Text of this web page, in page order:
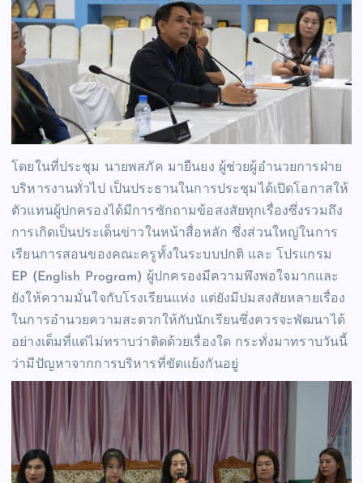
โดยในที่ประชุม นายพสภัค มายืนยง ผู้ช่วยผู้อำนวยการฝ่าย
บริหารงานทั่วไป เป็นประธานในการประชุมได้เปิดโอกาสให้
ตัวแทนผู้ปกครองได้มีการซักถามข้อสงสัยทุกเรื่องซึ่งรวมถึง
การเกิดเป็นประเด็นข่าวในหน้าสื่อหลัก ซึ่งส่วนใหญ่ในการ
เรียนการสอนของคณะครูทั้งในระบบปกติ และ โปรแกรม
EP (English Program) ผู้ปกครองมีความพึงพอใจมากและ
ยังให้ความมั่นใจกับโรงเรียนแห่ง แต่ยังมีปมสงสัยหลายเรื่อง
ในการอำนวยความสะดวกให้กับนักเรียนซึ่งควรจะพัฒนาได้
อย่างเต็มที่แต่ไม่ทราบว่าติดด้วยเรื่องใด กระทั่งมาทราบวันนี้
ว่ามีปัญหาจากการบริหารที่ขัดแย้งกันอยู่